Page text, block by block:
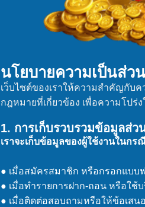
นโยบายความเป็นส่ว
เว็บไซต์ของเราให้ความสำคัญกับ
กฎหมายที่เกี่ยวข้อง เพื่อความโปร่
1. การเก็บรวบรวมข้อมูลส่ว
เราจะเก็บข้อมูลของผู้ใช้งานในกร
● เมื่อสมัครสมาชิก หรือกรอกแบบ
● เมื่อทำรายการฝาก-ถอน หรือใช้บ
● เมื่อติดต่อสอบถามหรือให้ข้อเสน